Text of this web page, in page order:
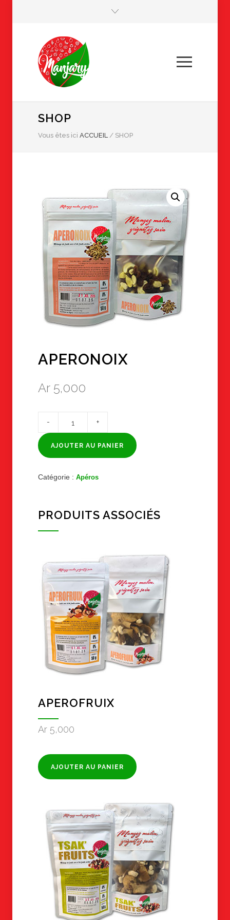
SHOP
Vous êtes ici ACCUEIL / SHOP
APERONOIX
Ar 5,000
AJOUTER AU PANIER
Catégorie : Apéros
PRODUITS ASSOCIÉS
APEROFRUIX
Ar 5,000
AJOUTER AU PANIER